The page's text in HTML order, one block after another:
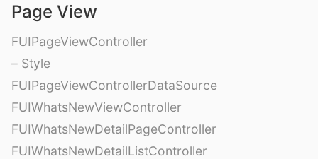
Page View
FUIPageViewController
– Style
FUIPageViewControllerDataSource
FUIWhatsNewViewController
FUIWhatsNewDetailPageController
FUIWhatsNewDetailListController